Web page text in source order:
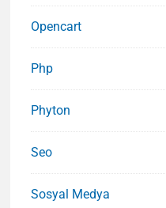
Opencart
Php
Phyton
Seo
Sosyal Medya